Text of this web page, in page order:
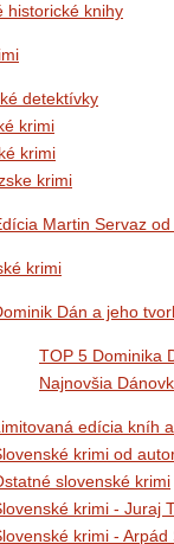
historické knihy
detektívky
krimi
krimi
krimi
Martin Servaz
krimi
Dán a jeho
TOP 5 Dominika
Najnovšia
edícia kníh
krimi od
slovenské krimi
krimi - Juraj
krimi - Arpád